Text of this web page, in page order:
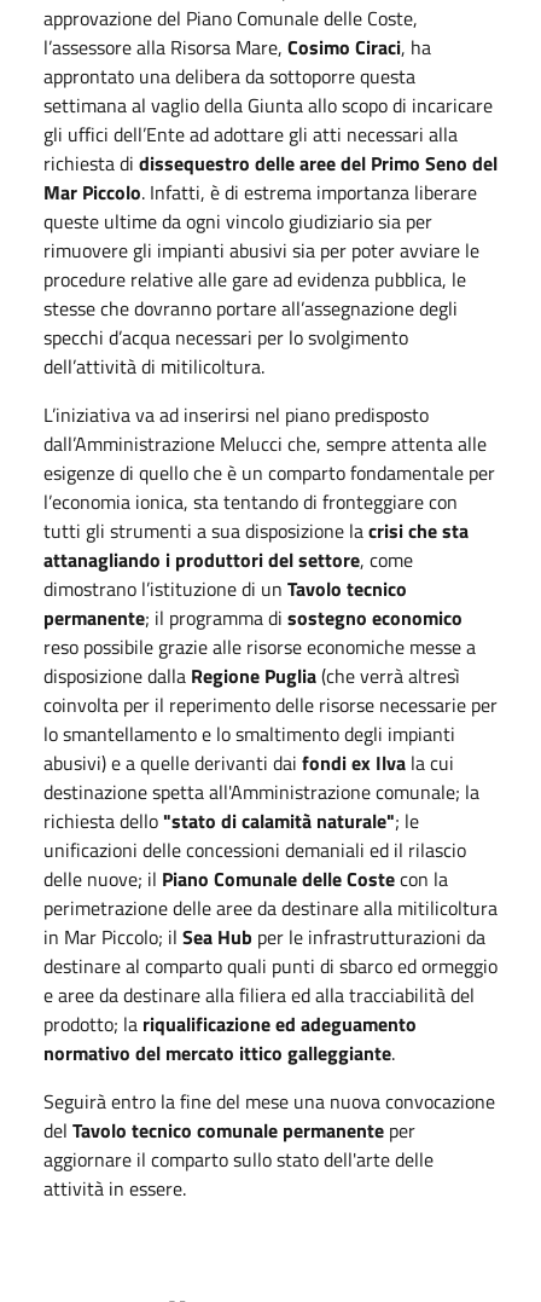
approvazione del Piano Comunale delle Coste,
l’assessore alla Risorsa Mare, Cosimo Ciraci, ha
approntato una delibera da sottoporre questa
settimana al vaglio della Giunta allo scopo di incaricare
gli uffici dell’Ente ad adottare gli atti necessari alla
richiesta di dissequestro delle aree del Primo Seno del
Mar Piccolo. Infatti, è di estrema importanza liberare
queste ultime da ogni vincolo giudiziario sia per
rimuovere gli impianti abusivi sia per poter avviare le
procedure relative alle gare ad evidenza pubblica, le
stesse che dovranno portare all’assegnazione degli
specchi d’acqua necessari per lo svolgimento
dell’attività di mitilicoltura.
L’iniziativa va ad inserirsi nel piano predisposto
dall’Amministrazione Melucci che, sempre attenta alle
esigenze di quello che è un comparto fondamentale per
l’economia ionica, sta tentando di fronteggiare con
tutti gli strumenti a sua disposizione lacrisi che sta
attanagliando i produttori del settore, come
dimostrano l’istituzione di un Tavolo tecnico
permanente; il programma di sostegno economico
reso possibile grazie alle risorse economiche messe a
disposizione dalla Regione Puglia(che verrà altresì
coinvolta per il reperimento delle risorse necessarie per
lo smantellamento e lo smaltimento degli impianti
abusivi) e a quelle derivanti dai fondi ex Ilva la cui
destinazione spetta all'Amministrazione comunale; la
richiesta dello"stato di calamità naturale"; le
unificazioni delle concessioni demaniali ed il rilascio
delle nuove; il Piano Comunale delle Costecon la
perimetrazione delle aree da destinare alla mitilicoltura
in Mar Piccolo; il Sea Hub per le infrastrutturazioni da
destinare al comparto quali punti di sbarco ed ormeggio
e aree da destinare alla filiera ed alla tracciabilità del
prodotto; la riqualificazione ed adeguamento
normativo del mercato ittico galleggiante.
Seguirà entro la fine del mese una nuova convocazione
del Tavolo tecnico comunale permanente per
aggiornare il comparto sullo stato dell'arte delle
attività in essere.